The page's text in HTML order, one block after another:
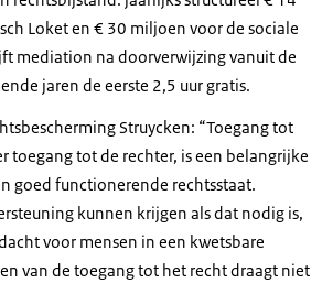
Loket en € 30 miljoen voor de sociale
mediation na doorverwijzing vanuit de
jaren de eerste 2,5 uur gratis.
Struycken: “Toegang tot
toegang tot de rechter, is een belangrijke
goed functionerende rechtsstaat.
kunnen krijgen als dat nodig is,
voor mensen in een kwetsbare
van de toegang tot het recht draagt niet